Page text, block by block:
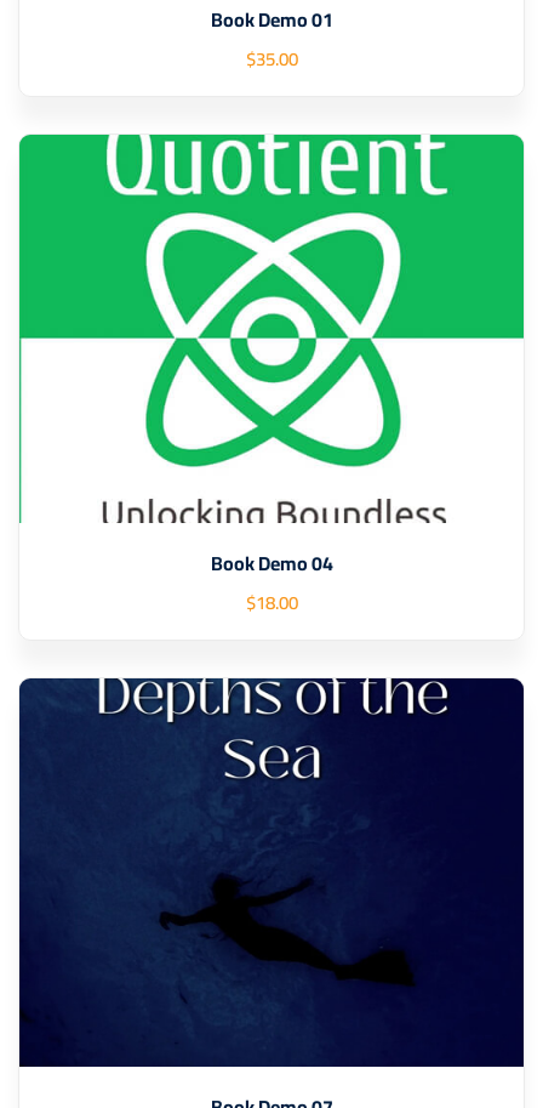
Book Demo 01
$35.00
Book Demo 04
$18.00